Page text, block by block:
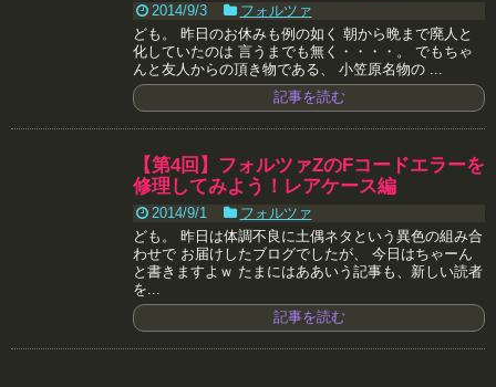
2014/9/3
フォルツァ
ども。 昨日のお休みも例の如く 朝から晩まで廃人と
化していたのは 言うまでも無く・・・・。 でもちゃ
んと友人からの頂き物である、 小笠原名物の ...
記事を読む
【第4回】フォルツァZのFコードエラーを
修理してみよう！レアケース編
2014/9/1
フォルツァ
ども。 昨日は体調不良に土偶ネタという異色の組み合
わせで お届けしたブログでしたが、 今日はちゃーん
と書きますよｗ たまにはああいう記事も、新しい読者
を...
記事を読む